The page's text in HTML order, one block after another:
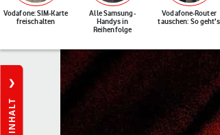
Vodafone: SIM-Karte
freischalten
Alle Samsung-
Handys in
Reihenfolge
Vodafone-Router
tauschen: So geht's
INHALT